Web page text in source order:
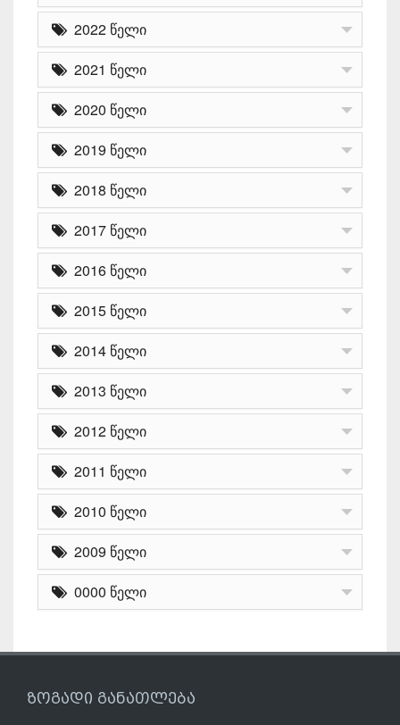
2022 წელი
2021 წელი
2020 წელი
2019 წელი
2018 წელი
2017 წელი
2016 წელი
2015 წელი
2014 წელი
2013 წელი
2012 წელი
2011 წელი
2010 წელი
2009 წელი
0000 წელი
ზოგადი განათლება